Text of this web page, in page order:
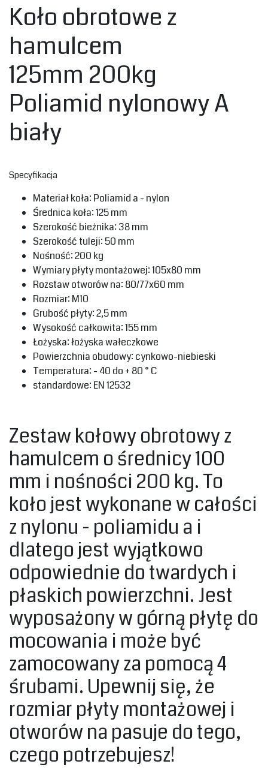
‎Koło obrotowe z
hamulcem‎
125mm 200kg
‎Poliamid nylonowy A
biały‎
‎Specyfikacja‎
‎Materiał koła: Poliamid a - nylon‎
‎Średnica koła: 125 mm‎
‎Szerokość bieżnika: 38 mm‎
‎Szerokość tuleji: 50 mm‎
‎Nośność: 200 kg‎
‎Wymiary płyty montażowej: 105x80 mm‎
‎Rozstaw otworów na: 80/77x60 mm‎
‎Rozmiar: M10‎
‎Grubość płyty: 2,5 mm‎
‎Wysokość całkowita: 155 mm‎
‎Łożyska: łożyska wałeczkowe‎
‎Powierzchnia obudowy: cynkowo-niebieski‎
‎Temperatura: - 40 do + 80 ° C‎
‎standardowe: EN 12532‎
‎Zestaw kołowy obrotowy z
hamulcem o średnicy 100
mm i nośności 200 kg. To
koło jest wykonane w całości
z nylonu - poliamidu a i
dlatego jest wyjątkowo
odpowiednie do twardych i
płaskich powierzchni. Jest
wyposażony w górną płytę do
mocowania i może być
zamocowany za pomocą 4
śrubami. Upewnij się, że
rozmiar płyty montażowej i
otworów na pasuje do tego,
czego potrzebujesz!‎